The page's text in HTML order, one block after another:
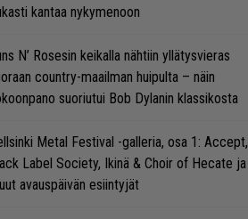
kantaa nykymenoon
N’ Rosesin keikalla nähtiin yllätysvieras
country-maailman huipulta – näin
suoriutui Bob Dylanin klassikosta
Metal Festival -galleria, osa 1: Accept,
Label Society, Ikinä & Choir of Hecate ja
avauspäivän esiintyjät